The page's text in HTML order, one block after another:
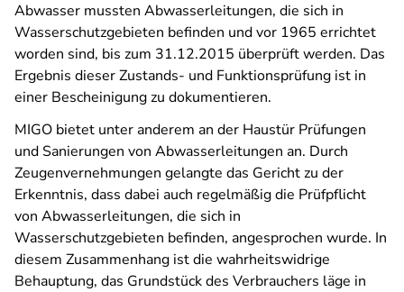
Abwasser mussten Abwasserleitungen, die sich in
Wasserschutzgebieten befinden und vor 1965 errichtet
worden sind, bis zum 31.12.2015 überprüft werden. Das
Ergebnis dieser Zustands- und Funktionsprüfung ist in
einer Bescheinigung zu dokumentieren.
MIGO bietet unter anderem an der Haustür Prüfungen
und Sanierungen von Abwasserleitungen an. Durch
Zeugenvernehmungen gelangte das Gericht zu der
Erkenntnis, dass dabei auch regelmäßig die Prüfpflicht
von Abwasserleitungen, die sich in
Wasserschutzgebieten befinden, angesprochen wurde. In
diesem Zusammenhang ist die wahrheitswidrige
Behauptung, das Grundstück des Verbrauchers läge in